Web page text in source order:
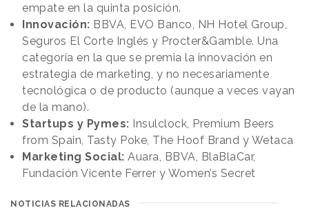
empate en la quinta posición.
Innovación: BBVA, EVO Banco, NH Hotel Group,
Seguros El Corte Inglés y Procter&Gamble. Una
categoría en la que se premia la innovación en
estrategia de marketing, y no necesariamente
tecnológica o de producto (aunque a veces vayan
de la mano).
Startups y Pymes: Insulclock, Premium Beers
from Spain, Tasty Poke, The Hoof Brand y Wetaca
Marketing Social: Auara, BBVA, BlaBlaCar,
Fundación Vicente Ferrer y Women’s Secret
NOTICIAS RELACIONADAS